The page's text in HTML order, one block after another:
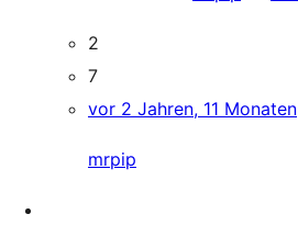
2
7
vor 2 Jahren, 11 Monaten
mrpip